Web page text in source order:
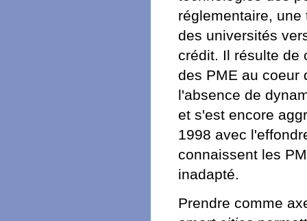
réglementaire,
des universités
crédit. Il résulte de
des PME au coeur
l'absence de
et s'est encore
1998 avec
connaissent les
inadapté.
Prendre comme